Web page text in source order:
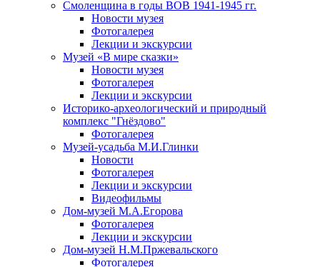
Смоленщина в годы ВОВ 1941-1945 гг.
Новости музея
Фотогалерея
Лекции и экскурсии
Музей «В мире сказки»
Новости музея
Фотогалерея
Лекции и экскурсии
Историко-археологический и природный
комплекс "Гнёздово"
Фотогалерея
Музей-усадьба М.И.Глинки
Новости
Фотогалерея
Лекции и экскурсии
Видеофильмы
Дом-музей М.А.Егорова
Фотогалерея
Лекции и экскурсии
Дом-музей Н.М.Пржевальского
Фотогалерея